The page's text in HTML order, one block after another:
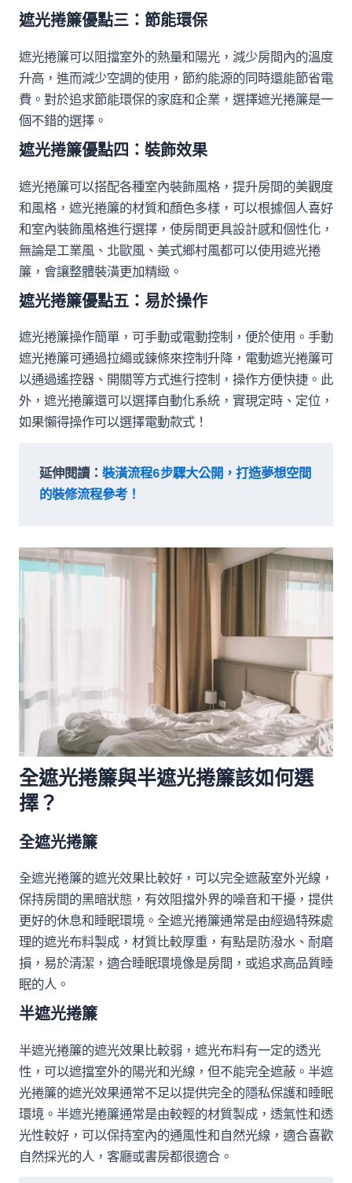
遮光捲簾優點三：節能環保
遮光捲簾可以阻擋室外的熱量和陽光，減少房間內的溫度
升高，進而減少空調的使用，節約能源的同時還能節省電
費。對於追求節能環保的家庭和企業，選擇遮光捲簾是一
個不錯的選擇。
遮光捲簾優點四：裝飾效果
遮光捲簾可以搭配各種室內裝飾風格，提升房間的美觀度
和風格，遮光捲簾的材質和顏色多樣，可以根據個人喜好
和室內裝飾風格進行選擇，使房間更具設計感和個性化，
無論是工業風、北歐風、美式鄉村風都可以使用遮光捲
簾，會讓整體裝潢更加精緻。
遮光捲簾優點五：易於操作
遮光捲簾操作簡單，可手動或電動控制，便於使用。手動
遮光捲簾可通過拉繩或鍊條來控制升降，電動遮光捲簾可
以通過遙控器、開關等方式進行控制，操作方便快捷。此
外，遮光捲簾還可以選擇自動化系統，實現定時、定位，
如果懶得操作可以選擇電動款式！
延伸閱讀：裝潢流程6步驟大公開，打造夢想空間
的裝修流程參考！
全遮光捲簾與半遮光捲簾該如何選
擇？
全遮光捲簾
全遮光捲簾的遮光效果比較好，可以完全遮蔽室外光線，
保持房間的黑暗狀態，有效阻擋外界的噪音和干擾，提供
更好的休息和睡眠環境。全遮光捲簾通常是由經過特殊處
理的遮光布料製成，材質比較厚重，有點是防潑水、耐磨
損，易於清潔，適合睡眠環境像是房間，或追求高品質睡
眠的人。
半遮光捲簾
半遮光捲簾的遮光效果比較弱，遮光布料有一定的透光
性，可以遮擋室外的陽光和光線，但不能完全遮蔽。半遮
光捲簾的遮光效果通常不足以提供完全的隱私保護和睡眠
環境。半遮光捲簾通常是由較輕的材質製成，透氣性和透
光性較好，可以保持室內的通風性和自然光線，適合喜歡
自然採光的人，客廳或書房都很適合。